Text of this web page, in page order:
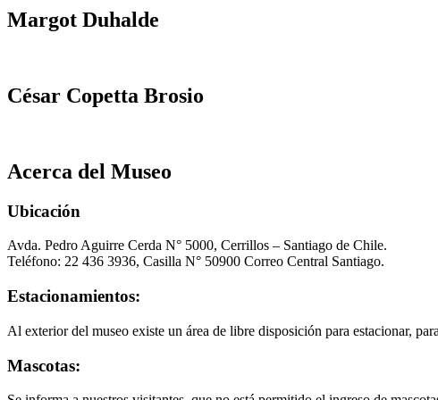
Margot Duhalde
César Copetta Brosio
Acerca del Museo
Ubicación
Avda. Pedro Aguirre Cerda N° 5000, Cerrillos – Santiago de Chile.
Teléfono: 22 436 3936, Casilla N° 50900 Correo Central Santiago.
Estacionamientos:
Al exterior del museo existe un área de libre disposición para estacionar,
Mascotas: